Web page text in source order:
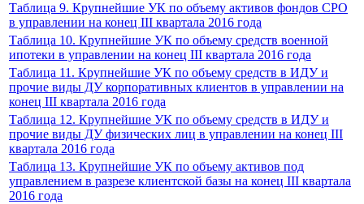
Таблица 9. Крупнейшие УК по объему активов фондов СРО
в управлении на конец III квартала 2016 года
Таблица 10. Крупнейшие УК по объему средств военной
ипотеки в управлении на конец III квартала 2016 года
Таблица 11. Крупнейшие УК по объему средств в ИДУ и
прочие виды ДУ корпоративных клиентов в управлении на
конец III квартала 2016 года
Таблица 12. Крупнейшие УК по объему средств в ИДУ и
прочие виды ДУ физических лиц в управлении на конец III
квартала 2016 года
Таблица 13. Крупнейшие УК по объему активов под
управлением в разрезе клиентской базы на конец III квартала
2016 года